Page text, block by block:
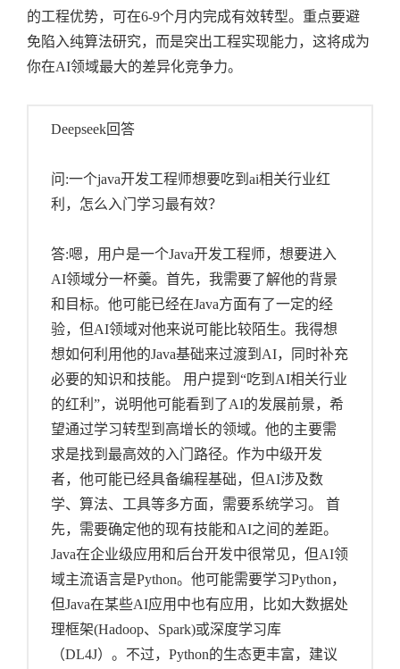
的工程优势，可在6-9个月内完成有效转型。重点要避
免陷入纯算法研究，而是突出工程实现能力，这将成为
你在AI领域最大的差异化竞争力。
Deepseek回答
问:一个java开发工程师想要吃到ai相关行业红
利，怎么入门学习最有效？
答:嗯，用户是一个Java开发工程师，想要进入
AI领域分一杯羹。首先，我需要了解他的背景
和目标。他可能已经在Java方面有了一定的经
验，但AI领域对他来说可能比较陌生。我得想
想如何利用他的Java基础来过渡到AI，同时补充
必要的知识和技能。 用户提到“吃到AI相关行业
的红利”，说明他可能看到了AI的发展前景，希
望通过学习转型到高增长的领域。他的主要需
求是找到最高效的入门路径。作为中级开发
者，他可能已经具备编程基础，但AI涉及数
学、算法、工具等多方面，需要系统学习。 首
先，需要确定他的现有技能和AI之间的差距。
Java在企业级应用和后台开发中很常见，但AI领
域主流语言是Python。他可能需要学习Python，
但Java在某些AI应用中也有应用，比如大数据处
理框架(Hadoop、Spark)或深度学习库
（DL4J）。不过，Python的生态更丰富，建议